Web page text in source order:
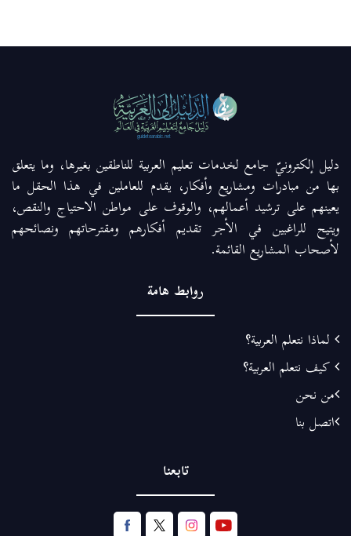
دليل إلكترونيّ جامع لخدمات تعليم العربية للناطقين بغيرها، وما يتعلق
بها من مبادرات ومشاريع وأفكار، يقدم للعاملين في هذا الحقل ما
يعينهم على ترشيد أعمالهم، والوقوف على مواطن الاحتياج والنقص،
ويتيح للراغبين في الأجر تقديم أفكارهم ومقترحاتهم ونصائحهم
لأصحاب المشاريع القائمة.
روابط هامة
لماذا نتعلم العربية؟
كيف نتعلم العربية؟
من نحن
اتصل بنا
تابعنا